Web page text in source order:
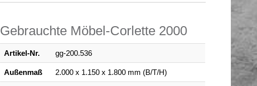
Gebrauchte Möbel-Corlette 2000
Artikel-Nr. gg-200.536
Außenmaß 2.000 x 1.150 x 1.800 mm (B/T/H)